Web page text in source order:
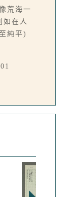
荒海一
如在人
純平)